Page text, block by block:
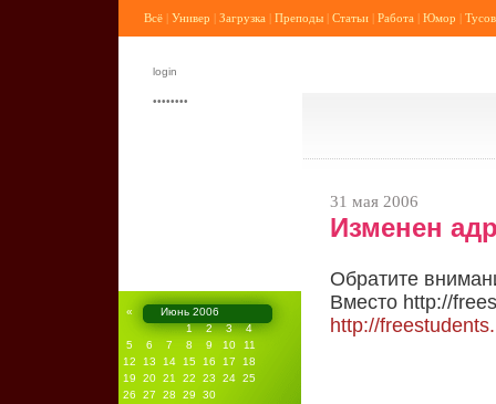
Всё | Универ | Загрузка | Преподы | Статьи | Работа | Юмор |
«
Июнь 2006
1
2 3
4
5
6 7 8 9 10
11
12
13 14 15 16 17
18
19
20 21 22 23 24 25
26
27 28 29 30
31 мая 2006
Изменен
Обратите
Вместо http://
http://